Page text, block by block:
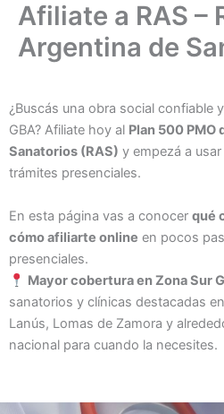
contenido
Afiliate a RAS –
Argentina de
¿Buscás una obra social confiable
GBA? Afiliate hoy al Plan 500 PMO
Sanatorios (RAS) y empezá a
trámites presenciales.
En esta página vas a conocer qué
cómo afiliarte online en pocos
presenciales.
Mayor cobertura en Zona Sur
sanatorios y clínicas destacadas
Lanús, Lomas de Zamora y
nacional para cuando la necesites.